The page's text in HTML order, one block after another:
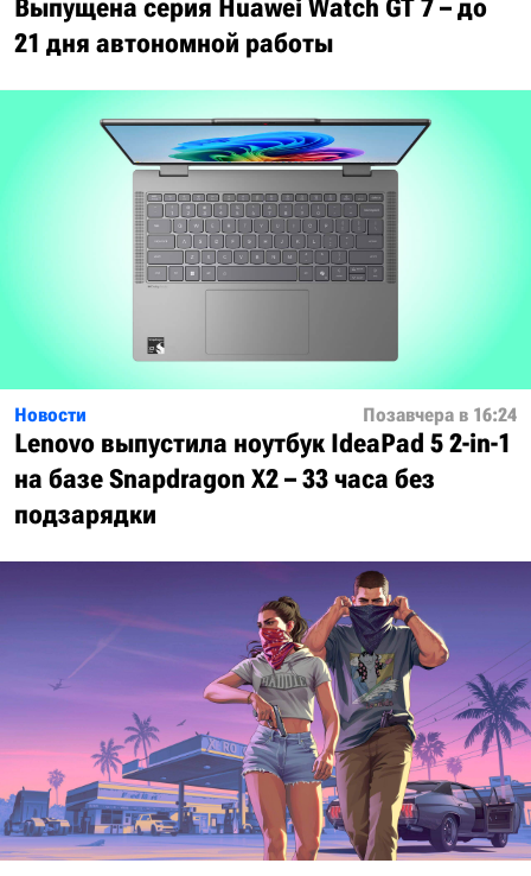
Выпущена серия Huawei Watch GT 7 – до
21 дня автономной работы
Новости Позавчера в 16:24
Lenovo выпустила ноутбук IdeaPad 5 2-in-1
на базе Snapdragon X2 – 33 часа без
подзарядки